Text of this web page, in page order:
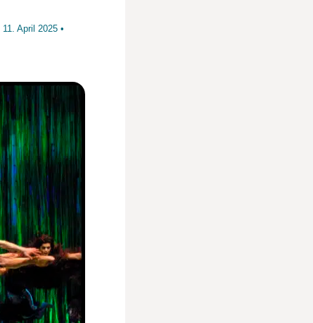
11. April 2025 •